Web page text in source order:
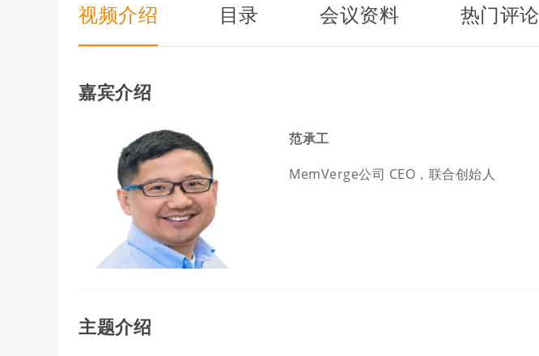
视频介绍 目录 会议资料 热门评论
嘉宾介绍
范承工
MemVerge公司 CEO，联合创始人
主题介绍